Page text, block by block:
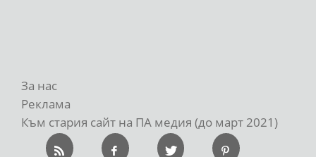
За нас
Реклама
Към стария сайт на ПА медия (до март 2021)